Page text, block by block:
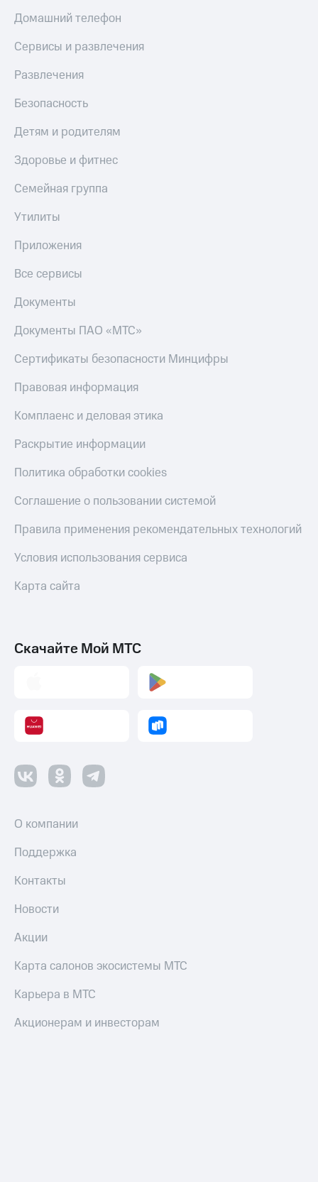
Домашний телефон
Сервисы и развлечения
Развлечения
Безопасность
Детям и родителям
Здоровье и фитнес
Семейная группа
Утилиты
Приложения
Все сервисы
Документы
Документы ПАО «МТС»
Сертификаты безопасности Минцифры
Правовая информация
Комплаенс и деловая этика
Раскрытие информации
Политика обработки cookies
Соглашение о пользовании системой
Правила применения рекомендательных технологий
Условия использования сервиса
Карта сайта
Скачайте Мой МТС
О компании
Поддержка
Контакты
Новости
Акции
Карта салонов экосистемы МТС
Карьера в МТС
Акционерам и инвесторам